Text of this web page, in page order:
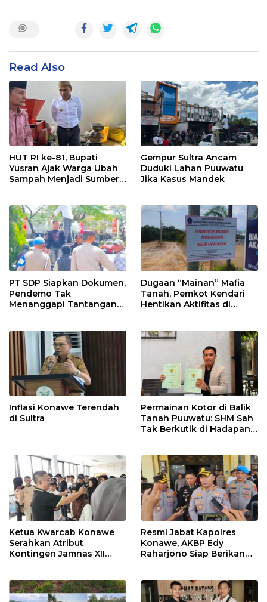
Read Also
HUT RI ke-81, Bupati
Yusran Ajak Warga Ubah
Sampah Menjadi Sumber
Gempur Sultra Ancam
Duduki Lahan Puuwatu
Jika Kasus Mandek
PT SDP Siapkan Dokumen,
Pendemo Tak
Menanggapi Tantangan
Dugaan “Mainan” Mafia
Tanah, Pemkot Kendari
Hentikan Aktifitas di
Inflasi Konawe Terendah
di Sultra
Permainan Kotor di Balik
Tanah Puuwatu: SHM Sah
Tak Berkutik di Hadapan
Ketua Kwarcab Konawe
Serahkan Atribut
Kontingen Jamnas XII
Resmi Jabat Kapolres
Konawe, AKBP Edy
Raharjono Siap Berikan